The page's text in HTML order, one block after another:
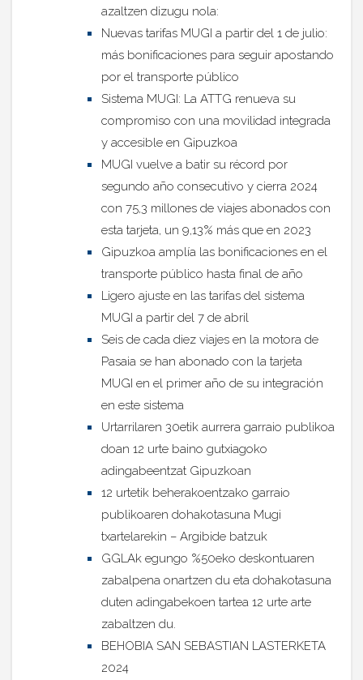
azaltzen dizugu nola:
Nuevas tarifas MUGI a partir del 1 de julio:
más bonificaciones para seguir apostando
por el transporte público
Sistema MUGI: La ATTG renueva su
compromiso con una movilidad integrada
y accesible en Gipuzkoa
MUGI vuelve a batir su récord por
segundo año consecutivo y cierra 2024
con 75,3 millones de viajes abonados con
esta tarjeta, un 9,13% más que en 2023
Gipuzkoa amplía las bonificaciones en el
transporte público hasta final de año
Ligero ajuste en las tarifas del sistema
MUGI a partir del 7 de abril
Seis de cada diez viajes en la motora de
Pasaia se han abonado con la tarjeta
MUGI en el primer año de su integración
en este sistema
Urtarrilaren 30etik aurrera garraio publikoa
doan 12 urte baino gutxiagoko
adingabeentzat Gipuzkoan
12 urtetik beherakoentzako garraio
publikoaren dohakotasuna Mugi
txartelarekin – Argibide batzuk
GGLAk egungo %50eko deskontuaren
zabalpena onartzen du eta dohakotasuna
duten adingabekoen tartea 12 urte arte
zabaltzen du.
BEHOBIA SAN SEBASTIAN LASTERKETA
2024